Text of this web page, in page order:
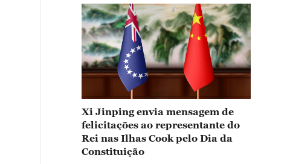
Xi Jinping envia mensagem de
felicitações ao representante do
Rei nas Ilhas Cook pelo Dia da
Constituição